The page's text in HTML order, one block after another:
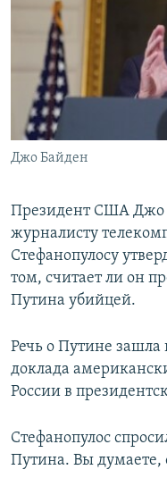
СОЦИАЛЬНЫЕ СЕТИ
Все сайты РСЕ/РС
Джо Байден
Президент США Джо
журналисту
Стефанопулосу
том, считает ли он
Путина убийцей.
Речь о Путине зашла
доклада
России в
Стефанопулос
Путина. Вы думаете,